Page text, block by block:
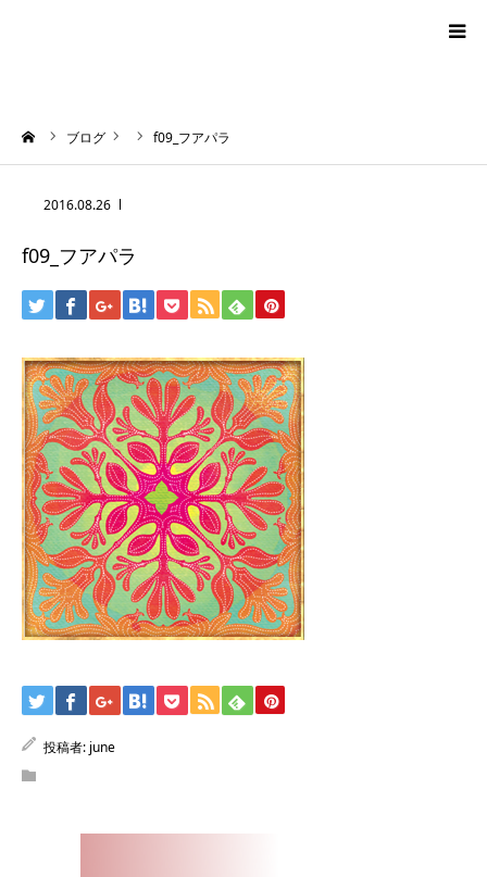
ブログ f09_フアパラ
2016.08.26
f09_フアパラ
投稿者: june
プロフィール
お問い合わせ